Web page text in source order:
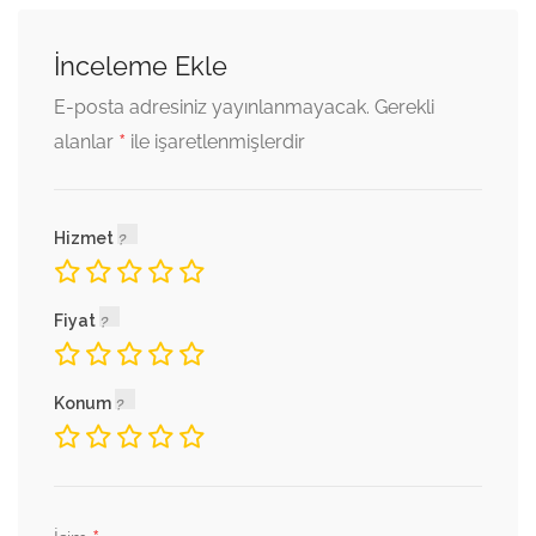
İnceleme Ekle
E-posta adresiniz yayınlanmayacak. Gerekli
alanlar * ile işaretlenmişlerdir
Hizmet
Fiyat
Konum